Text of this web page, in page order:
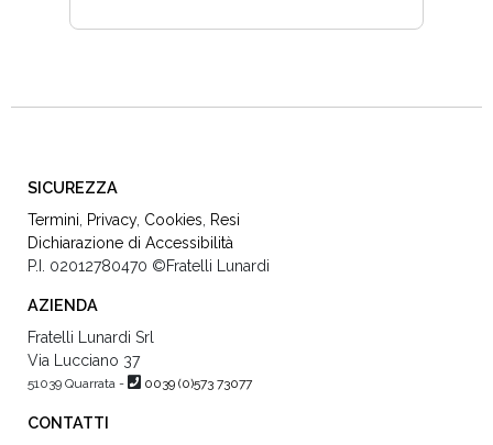
SICUREZZA
Termini Privacy, Cookies
Resi
Dichiarazione di Accessibilità
P.I. 02012780470 ©Fratelli Lunardi
AZIENDA
Fratelli Lunardi Srl
Via Lucciano 37
51039 Quarrata - 0039 (0)573 73077
CONTATTI